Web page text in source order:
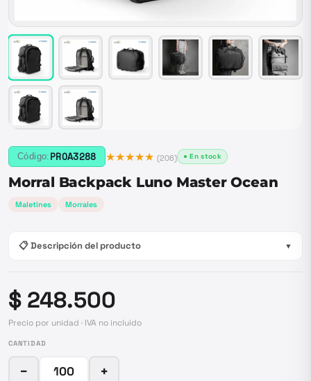
Código: PROA3288 ★★★★★ (206) ● En stock
Morral Backpack Luno Master Ocean
Maletines Morrales
📋 Descripción del producto ▼
$ 248.500
Precio por unidad · IVA no incluido
CANTIDAD
− +